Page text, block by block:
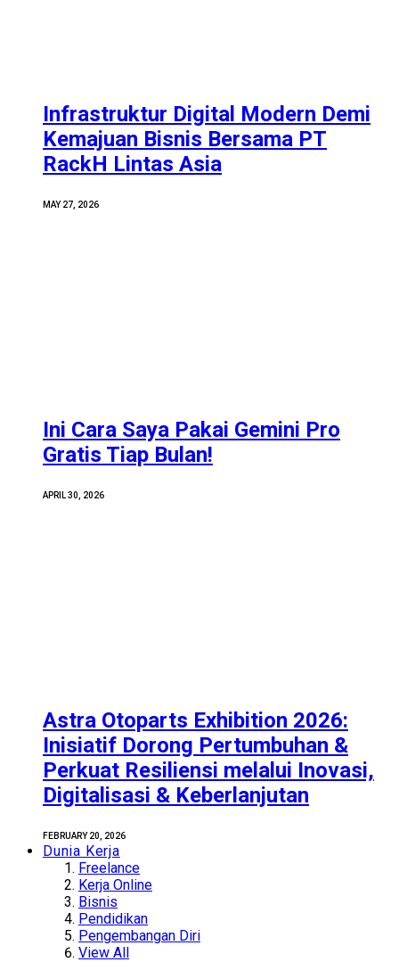
Infrastruktur Digital Modern Demi
Kemajuan Bisnis Bersama PT
RackH Lintas Asia
MAY 27, 2026
Ini Cara Saya Pakai Gemini Pro
Gratis Tiap Bulan!
APRIL 30, 2026
Astra Otoparts Exhibition 2026:
Inisiatif Dorong Pertumbuhan &
Perkuat Resiliensi melalui Inovasi,
Digitalisasi & Keberlanjutan
FEBRUARY 20, 2026
Dunia Kerja
Freelance
Kerja Online
Bisnis
Pendidikan
Pengembangan Diri
View All